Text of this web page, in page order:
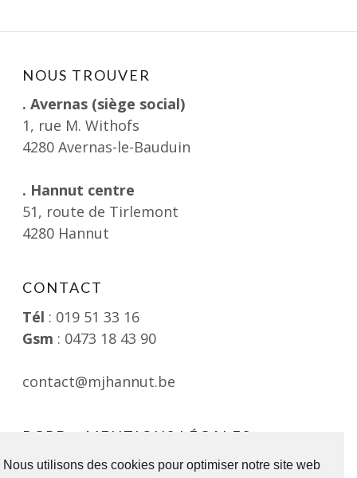
Nous utilisons des cookies pour optimiser notre site web
NOUS TROUVER
. Avernas (siège social)
1, rue M. Withofs
4280 Avernas-le-Bauduin
. Hannut centre
51, route de Tirlemont
4280 Hannut
CONTACT
Tél : 019 51 33 16
Gsm : 0473 18 43 90
contact@mjhannut.be
RGPD – MENTIONS LÉGALES
Consultable ici